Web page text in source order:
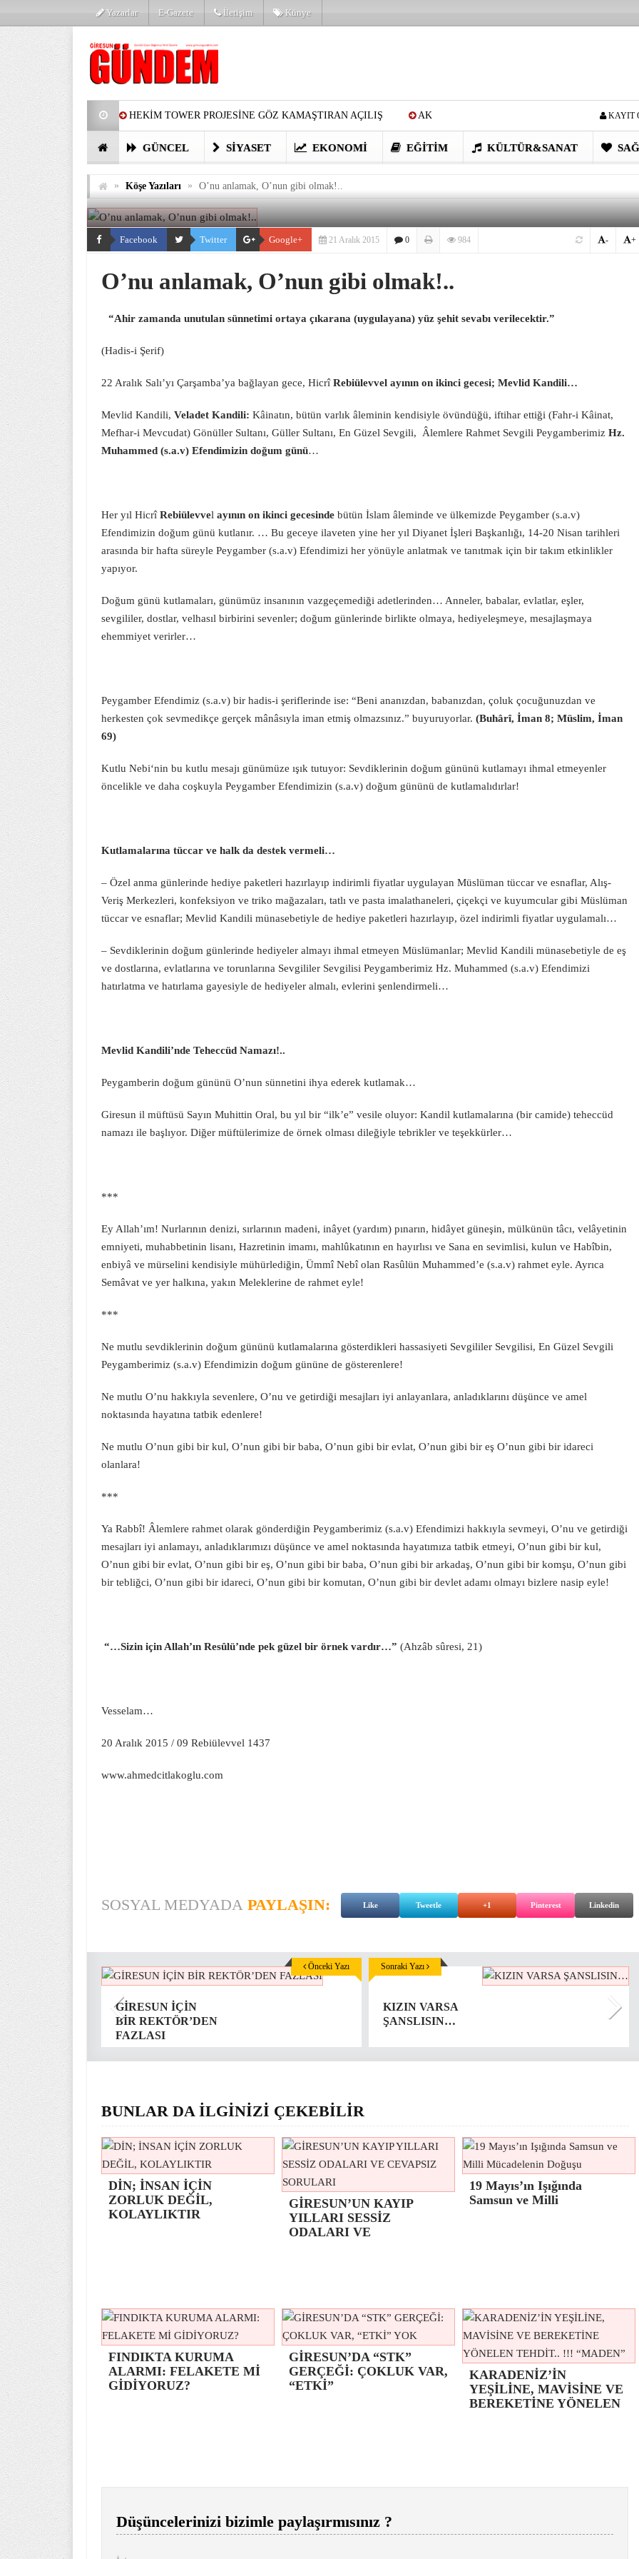
Yazarlar E-Gazete İletişim Künye
HEKİM TOWER PROJESİNE GÖZ KAMAŞTIRAN AÇILIŞ AK
PARTİ’DE YENİ YÜZLER HARUN CİCİ: VİDEOYU GÖRÜNCE
BİRİNCİSİ YAPILAN TAMDERE YAPRAKLI OBASI YAYLA ŞENLİĞİ
KATILIMCILARI COŞTURDU
KAYIT
GÜNCEL SIYASET EKONOMI EĞITIM KÜLTÜR&SANAT
» Köşe Yazıları » O’nu anlamak, O’nun gibi olmak!..
Facebook Twitter Google+ 21 Aralık 2015 0 984 +
-
O’nu anlamak, O’nun gibi olmak!..
“Ahir zamanda unutulan sünnetimi ortaya çıkarana (uygulayana) yüz şehit sevabı verilecektir.”
(Hadis-i Şerif)
22 Aralık Salı’yı Çarşamba’ya bağlayan gece, HicrîRebiülevvel ayının on ikinci gecesi; Mevlid Kandili…
Mevlid Kandili, Veladet Kandili: Kâinatın, bütün varlık âleminin kendisiyle övündüğü, iftihar ettiği (Fahr-i Kâinat,
Mefhar-i Mevcudat) Gönüller Sultanı, Güller Sultanı, En Güzel Sevgili, Âlemlere Rahmet Sevgili Peygamberimiz Hz.
Muhammed (s.a.v) Efendimizin doğum günü…
Her yıl HicrîRebiülevvel ayının on ikinci gecesinde bütün İslam âleminde ve ülkemizde Peygamber (s.a.v)
Efendimizin doğum günü kutlanır. … Bu geceye ilaveten yine her yıl Diyanet İşleri Başkanlığı, 14-20 Nisan tarihleri
arasında bir hafta süreyle Peygamber (s.a.v) Efendimizi her yönüyle anlatmak ve tanıtmak için bir takım etkinlikler
yapıyor.
Doğum günü kutlamaları, günümüz insanının vazgeçemediği adetlerinden… Anneler, babalar, evlatlar, eşler,
sevgililer, dostlar, velhasıl birbirini sevenler; doğum günlerinde birlikte olmaya, hediyeleşmeye, mesajlaşmaya
ehemmiyet verirler…
Peygamber Efendimiz (s.a.v) bir hadis-i şeriflerinde ise: “Beni ananızdan, babanızdan, çoluk çocuğunuzdan ve
herkesten çok sev­medikçe gerçek mânâsıyla iman etmiş olmazsınız.” buyu­ruyorlar. (Buhârî, İman 8; Müslim, İman
69)
Kutlu Nebi‘nin bu kutlu mesajı günümüze ışık tutuyor: Sevdiklerinin doğum gününü kutlamayı ihmal etmeyenler
öncelikle ve daha coşkuyla Peygamber Efendimizin (s.a.v) doğum gününü de kutlamalıdırlar!
Kutlamalarına tüccar ve halk da destek vermeli…
– Özel anma günlerinde hediye paketleri hazırlayıp indirimli fiyatlar uygulayan Müslüman tüccar ve esnaflar, Alış-
Veriş Merkezleri, konfeksiyon ve triko mağazaları, tatlı ve pasta imalathaneleri, çiçekçi ve kuyumcular gibi Müslüman
tüccar ve esnaflar; Mevlid Kandili münasebetiyle de hediye paketleri hazırlayıp, özel indirimli fiyatlar uygulamalı…
– Sevdiklerinin doğum günlerinde hediyeler almayı ihmal etmeyen Müslümanlar; Mevlid Kandili münasebetiyle de eş
ve dostlarına, evlatlarına ve torunlarına Sevgililer Sevgilisi Peygamberimiz Hz. Muhammed (s.a.v) Efendimizi
hatırlatma ve hatırlama gayesiyle de hediyeler almalı, evlerini şenlendirmeli…
Mevlid Kandili’nde Teheccüd Namazı!..
Peygamberin doğum gününü O’nun sünnetini ihya ederek kutlamak…
Giresun il müftüsü Sayın Muhittin Oral, bu yıl bir “ilk’e” vesile oluyor: Kandil kutlamalarına (bir camide) teheccüd
namazı ile başlıyor. Diğer müftülerimize de örnek olması dileğiyle tebrikler ve teşekkürler…
***
Ey Allah’ım! Nurlarının denizi, sırlarının madeni, inâyet (yardım) pınarın, hidâyet güneşin, mülkünün tâcı, velâyetinin
emniyeti, muhabbetinin lisanı, Hazretinin imamı, mahlûkatının en hayırlısı ve Sana en sevimlisi, kulun ve Habîbin,
enbiyâ ve mürselini kendisiyle mühürlediğin, Ümmî Nebî olan Rasûlün Muhammed’e (s.a.v) rahmet eyle. Ayrıca
Semâvat ve yer halkına, yakın Meleklerine de rahmet eyle!
***
Ne mutlu sevdiklerinin doğum gününü kutlamalarına gösterdikleri hassasiyeti Sevgililer Sevgilisi, En Güzel Sevgili
Peygamberimiz (s.a.v) Efendimizin doğum gününe de gösterenlere!
Ne mutlu O’nu hakkıyla sevenlere, O’nu ve getirdiği mesajları iyi anlayanlara, anladıklarını düşünce ve amel
noktasında hayatına tatbik edenlere!
Ne mutlu O’nun gibi bir kul, O’nun gibi bir baba, O’nun gibi bir evlat, O’nun gibi bir eş O’nun gibi bir idareci
olanlara!
***
Ya Rabbî! Âlemlere rahmet olarak gönderdiğin Peygamberimiz (s.a.v) Efendimizi hakkıyla sevmeyi, O’nu ve getirdiği
mesajları iyi anlamayı, anladıklarımızı düşünce ve amel noktasında hayatımıza tatbik etmeyi, O’nun gibi bir kul,
O’nun gibi bir evlat, O’nun gibi bir eş, O’nun gibi bir baba, O’nun gibi bir arkadaş, O’nun gibi bir komşu, O’nun gibi
bir tebliğci, O’nun gibi bir idareci, O’nun gibi bir komutan, O’nun gibi bir devlet adamı olmayı bizlere nasip eyle!
“…Sizin için Allah’ın Resûlü’nde pek güzel bir örnek vardır…” (Ahzâb sûresi, 21)
Vesselam…
20 Aralık 2015 / 09 Rebiülevvel 1437
www.ahmedcitlakoglu.com
SOSYAL MEDYADA PAYLAŞIN: Like Tweetle +1 Pinterest Linkedin
GİRESUN İÇİN
BİR REKTÖR’DEN
FAZLASI
Önceki Yazı
KIZIN VARSA
ŞANSLISIN…
Sonraki Yazı
BUNLAR DA İLGİNİZİ ÇEKEBİLİR
DİN; İNSAN İÇİN
ZORLUK DEĞİL,
KOLAYLIKTIR
GİRESUN’UN KAYIP
YILLARI SESSİZ
ODALARI VE
19 Mayıs’ın Işığında
Samsun ve Milli
FINDIKTA KURUMA
ALARMI: FELAKETE Mİ
GİDİYORUZ?
GİRESUN’DA “STK”
GERÇEĞİ: ÇOKLUK VAR,
“ETKİ”
KARADENİZ’İN
YEŞİLİNE, MAVİSİNE VE
BEREKETİNE YÖNELEN
Düşüncelerinizi bizimle paylaşırmısınız ?